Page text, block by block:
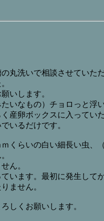
丸洗いで相談させていた
いします。
いなもの）チョロっと浮
産卵ボックスに入ってい
いるだけです。
くらいの白い細長い虫、
ん。
います。最初に発生して
ません。
しくお願いします。